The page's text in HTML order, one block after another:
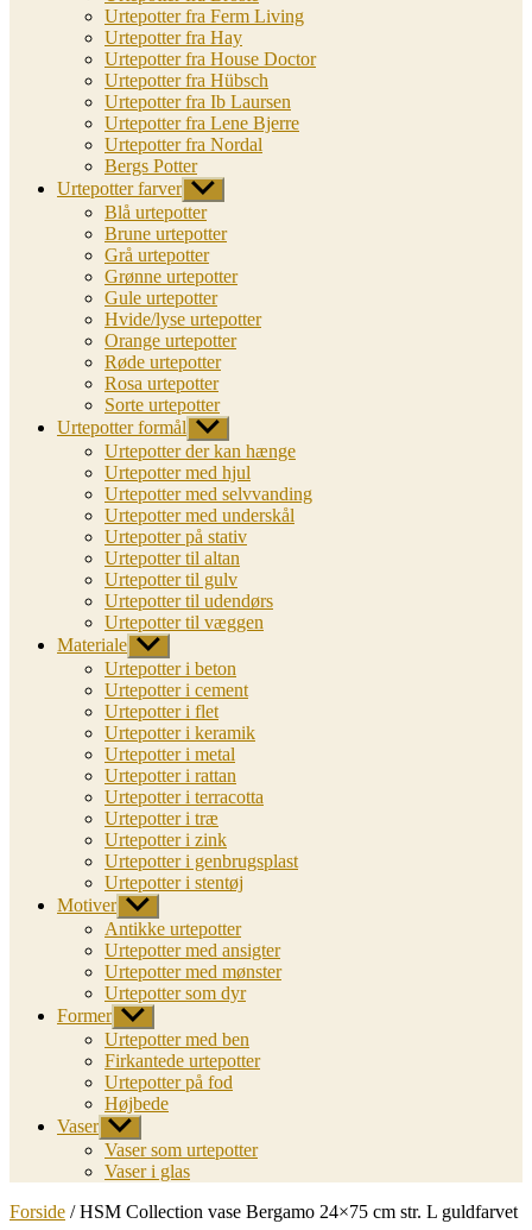
Urtepotter fra Ferm Living
Urtepotter fra Hay
Urtepotter fra House Doctor
Urtepotter fra Hübsch
Urtepotter fra Ib Laursen
Urtepotter fra Lene Bjerre
Urtepotter fra Nordal
Bergs Potter
Urtepotter farver Vis
undermenu
Blå urtepotter
Brune urtepotter
Grå urtepotter
Grønne urtepotter
Gule urtepotter
Hvide/lyse urtepotter
Orange urtepotter
Røde urtepotter
Rosa urtepotter
Sorte urtepotter
Urtepotter formål Vis
undermenu
Urtepotter der kan hænge
Urtepotter med hjul
Urtepotter med selvvanding
Urtepotter med underskål
Urtepotter på stativ
Urtepotter til altan
Urtepotter til gulv
Urtepotter til udendørs
Urtepotter til væggen
Materiale Vis
undermenu
Urtepotter i beton
Urtepotter i cement
Urtepotter i flet
Urtepotter i keramik
Urtepotter i metal
Urtepotter i rattan
Urtepotter i terracotta
Urtepotter i træ
Urtepotter i zink
Urtepotter i genbrugsplast
Urtepotter i stentøj
Motiver Vis
undermenu
Antikke urtepotter
Urtepotter med ansigter
Urtepotter med mønster
Urtepotter som dyr
Former Vis
undermenu
Urtepotter med ben
Firkantede urtepotter
Urtepotter på fod
Højbede
Vaser Vis
undermenu
Vaser som urtepotter
Vaser i glas
Forside / HSM Collection vase Bergamo 24×75 cm str. L guldfarvet